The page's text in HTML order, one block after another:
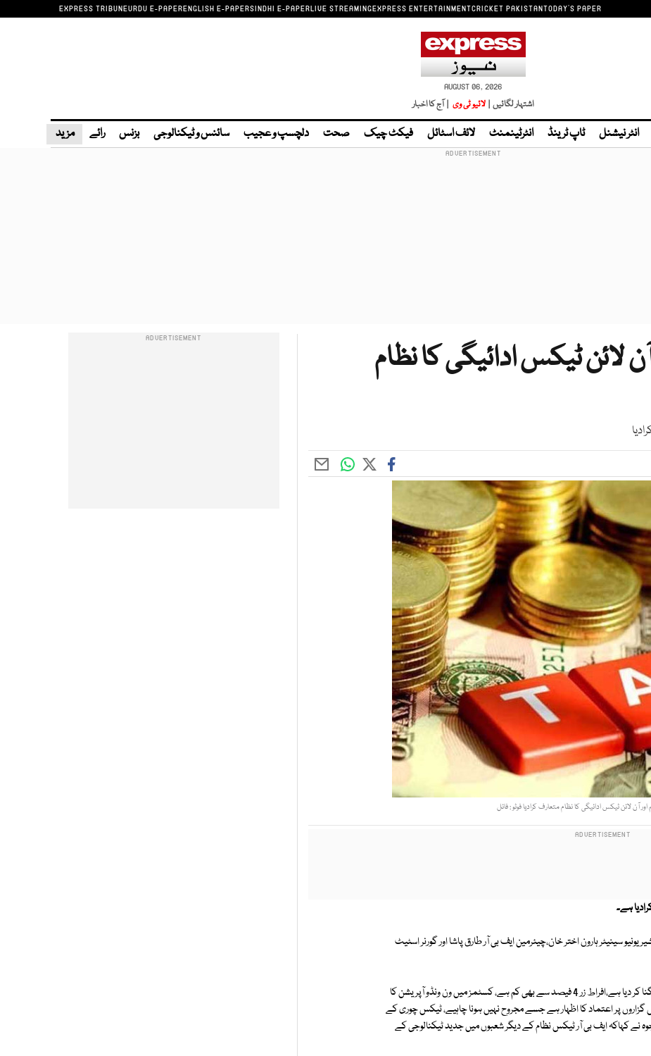
EXPRESS TRIBUNEURDU E-PAPERENGLISH E-PAPERSINDHI E-PAPERLIVE STREAMINGEXPRESS ENTERTAINMENTCRICKET PAKISTANTODAY'S PAPER
AUGUST 06, 2026
اشتہار لگائیں | لائیو ٹی وی | آج کا اخبار
انٹر نیشنل ٹاپ ٹرینڈ انٹرٹینمنٹ لائف اسٹائل فیکٹ چیک صحت دلچسپ و عجیب سائنس و ٹیکنالوجی بزنس رائے مزید
لائن ٹیکس ادائیگی کا نظام
آن لائن ٹیکس ادائیگی کا نظام متعارف کرادیا فوٹو : فائل
ہے۔
سینیٹر ہارون اختر خان،چیئرمین ایف بی آر طارق پاشا اور گورنر اسٹیٹ
اس موقع پر ہارون اختر نے کہا کہ ہم نے 5 سال میں ٹیکس محصولات کو دگنا کر دیا ہے،افراط زر 4 فیصد سے بھی کم ہے، کسٹمز میں ون ونڈو آپریشن کا
پر اعتماد کا اظہار ہے جسے مجروح نہیں ہونا چاہیے، ٹیکس چوری کے
نے کہاکہ ایف بی آر ٹیکس نظام کے دیگر شعبوں میں جدید ٹیکنالوجی کے